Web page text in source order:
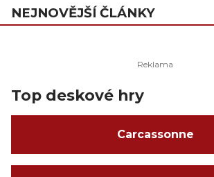
NEJNOVĚJŠÍ ČLÁNKY
Top deskové hry
Carcassonne